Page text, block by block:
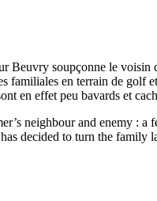
Beuvry soupçonne le
familiales en terrain de
en effet peu bavards et
neighbour and enemy : a
decided to turn the